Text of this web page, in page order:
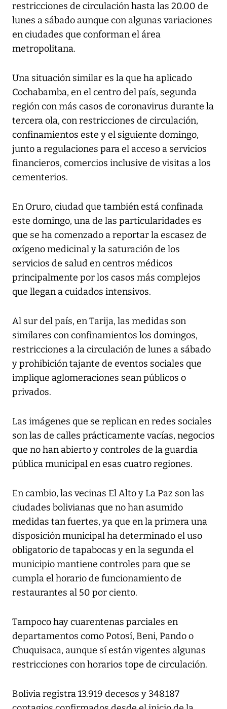
restricciones de circulación hasta las 20.00 de
lunes a sábado aunque con algunas variaciones
en ciudades que conforman el área
metropolitana.
Una situación similar es la que ha aplicado
Cochabamba, en el centro del país, segunda
región con más casos de coronavirus durante la
tercera ola, con restricciones de circulación,
confinamientos este y el siguiente domingo,
junto a regulaciones para el acceso a servicios
financieros, comercios inclusive de visitas a los
cementerios.
En Oruro, ciudad que también está confinada
este domingo, una de las particularidades es
que se ha comenzado a reportar la escasez de
oxígeno medicinal y la saturación de los
servicios de salud en centros médicos
principalmente por los casos más complejos
que llegan a cuidados intensivos.
Al sur del país, en Tarija, las medidas son
similares con confinamientos los domingos,
restricciones a la circulación de lunes a sábado
y prohibición tajante de eventos sociales que
implique aglomeraciones sean públicos o
privados.
Las imágenes que se replican en redes sociales
son las de calles prácticamente vacías, negocios
que no han abierto y controles de la guardia
pública municipal en esas cuatro regiones.
En cambio, las vecinas El Alto y La Paz son las
ciudades bolivianas que no han asumido
medidas tan fuertes, ya que en la primera una
disposición municipal ha determinado el uso
obligatorio de tapabocas y en la segunda el
municipio mantiene controles para que se
cumpla el horario de funcionamiento de
restaurantes al 50 por ciento.
Tampoco hay cuarentenas parciales en
departamentos como Potosí, Beni, Pando o
Chuquisaca, aunque sí están vigentes algunas
restricciones con horarios tope de circulación.
Bolivia registra 13.919 decesos y 348.187